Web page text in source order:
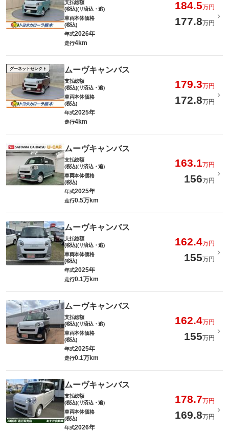
支払総額
(税込)(リ済込・追)
184.5万円
車両本体価格
(税込)
177.8万円
年式2026年
走行4km
グーネットセレクト ムーヴキャンバス
支払総額
(税込)(リ済込・追)
179.3万円
車両本体価格
(税込)
172.8万円
年式2025年
走行4km
ムーヴキャンバス
支払総額
(税込)(リ済込・追)
163.1万円
車両本体価格
(税込)
156万円
年式2025年
走行0.5万km
ムーヴキャンバス
支払総額
(税込)(リ済込・追)
162.4万円
車両本体価格
(税込)
155万円
年式2025年
走行0.1万km
ムーヴキャンバス
支払総額
(税込)(リ済込・追)
162.4万円
車両本体価格
(税込)
155万円
年式2025年
走行0.1万km
ムーヴキャンバス
支払総額
(税込)(リ済込・追)
178.7万円
車両本体価格
(税込)
169.8万円
年式2026年